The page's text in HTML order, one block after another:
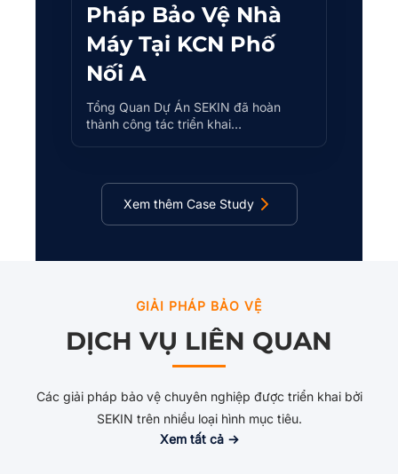
Pháp Bảo Vệ Nhà
Máy Tại KCN Phố
Nối A
Tổng Quan Dự Án SEKIN đã hoàn
thành công tác triển khai…
Xem thêm Case Study
GIẢI PHÁP BẢO VỆ
DỊCH VỤ LIÊN QUAN
Các giải pháp bảo vệ chuyên nghiệp được triển khai bởi
SEKIN trên nhiều loại hình mục tiêu.
Xem tất cả →